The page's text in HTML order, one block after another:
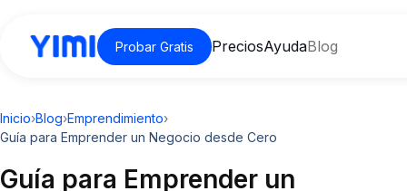
Probar Gratis PreciosAyudaBlog
Inicio›Blog›Emprendimiento›
Guía para Emprender un Negocio desde Cero
Guía para Emprender un